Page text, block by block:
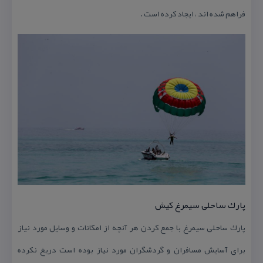
فراهم شده اند ، ایجاد كرده است .
پارك ساحلی سیمرغ كیش
پارك ساحلی سیمرغ با جمع كردن هر آنچه از امكانات و وسایل مورد نیاز
برای آسایش مسافران و گردشگران مورد نیاز بوده است دریغ نكرده